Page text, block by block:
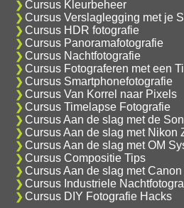
Cursus Kleurbeheer
Cursus Verslaglegging met je
Cursus HDR fotografie
Cursus Panoramafotografie
Cursus Nachtfotografie
Cursus Fotograferen met een
Cursus Smartphonefotografie
Cursus Van Korrel naar Pixels
Cursus Timelapse Fotografie
Cursus Aan de slag met de
Cursus Aan de slag met Nikon
Cursus Aan de slag met OM
Cursus Compositie Tips
Cursus Aan de slag met
Cursus Industriele
Cursus DIY Fotografie Hacks